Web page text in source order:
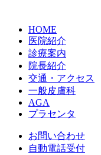
HOME
医院紹介
診療案内
院長紹介
交通・アクセス
一般皮膚科
AGA
プラセンタ
お問い合わせ
自動電話受付